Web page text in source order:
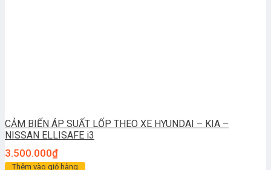
CẢM BIẾN ÁP SUẤT LỐP THEO XE HYUNDAI – KIA –
NISSAN ELLISAFE i3
3.500.000₫
Thêm vào giỏ hàng